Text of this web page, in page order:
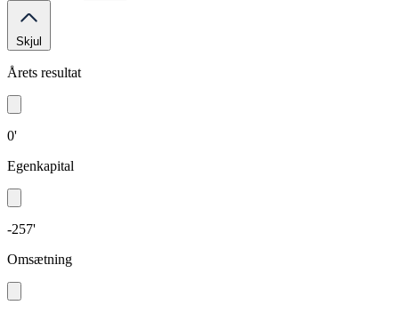
Skjul
Årets resultat
0'
Egenkapital
-257'
Omsætning